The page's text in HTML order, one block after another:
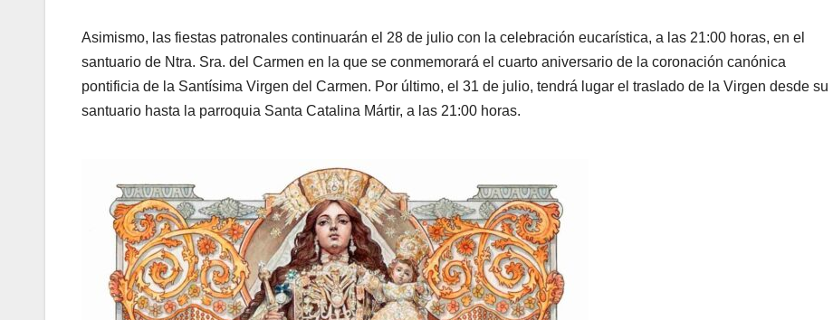
Asimismo, las fiestas patronales continuarán el 28 de julio con la celebración eucarística, a las 21:00 horas, en el
santuario de Ntra. Sra. del Carmen en la que se conmemorará el cuarto aniversario de la coronación canónica
pontificia de la Santísima Virgen del Carmen. Por último, el 31 de julio, tendrá lugar el traslado de la Virgen desde su
santuario hasta la parroquia Santa Catalina Mártir, a las 21:00 horas.